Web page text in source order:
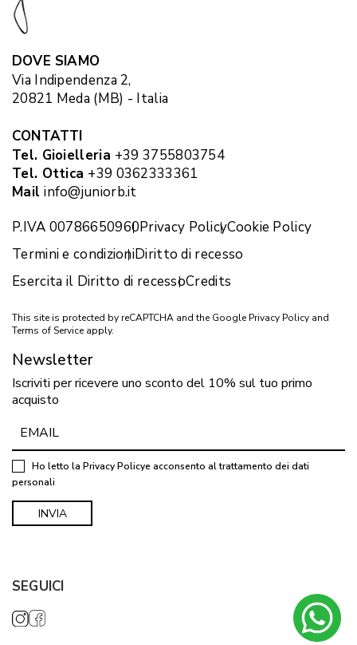
DOVE SIAMO
Via Indipendenza 2,
20821 Meda (MB) - Italia
CONTATTI
Tel. Gioielleria +39 3755803754
Tel. Ottica +39 0362333361
Mail info@juniorb.it
P.IVA 00786650960Privacy PolicyCookie Policy
Termini e condizioniDiritto di recesso
Esercita il Diritto di recessoCredits
This site is protected by reCAPTCHA and the Google Privacy Policy and
Terms of Service apply.
Newsletter
Iscriviti per ricevere uno sconto del 10% sul tuo primo
acquisto
Ho letto la Privacy Policye acconsento al trattamento dei dati
personali
SEGUICI